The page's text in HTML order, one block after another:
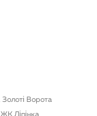
Золоті Ворота